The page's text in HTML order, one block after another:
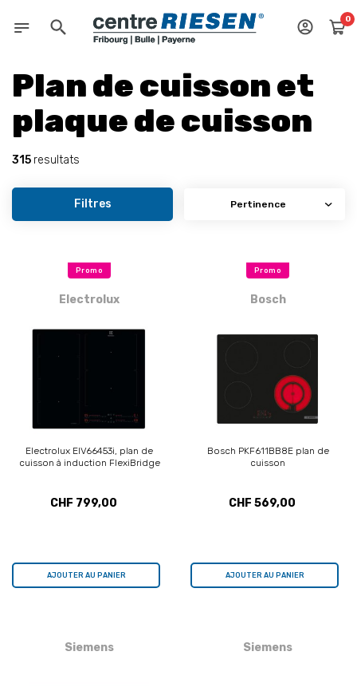
0
Plan de cuisson et
plaque de cuisson
315 resultats
Filtres
Promo
Electrolux
Electrolux EIV66453i, plan de
cuisson à induction FlexiBridge
CHF 799,00
AJOUTER AU PANIER
Promo
Bosch
Bosch PKF611BB8E plan de
cuisson
CHF 569,00
AJOUTER AU PANIER
Siemens Siemens